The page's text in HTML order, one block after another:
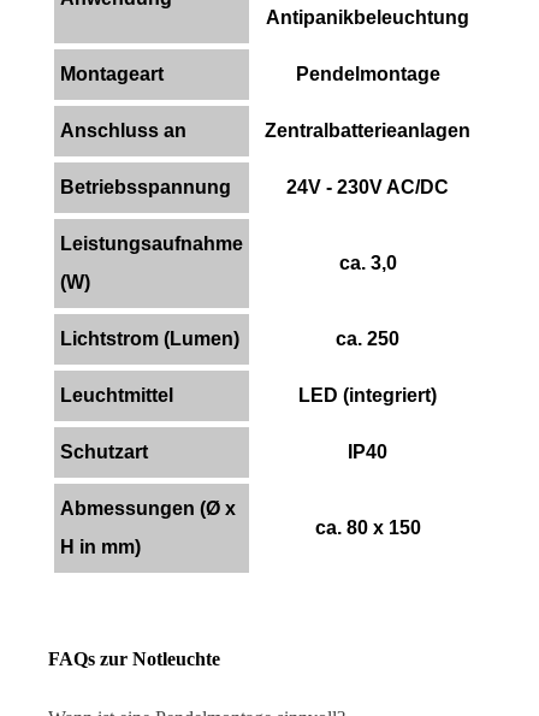
Antipanikbeleuchtung
Montageart Pendelmontage
Anschluss an Zentralbatterieanlagen
Betriebsspannung 24V - 230V AC/DC
Leistungsaufnahme
(W)
ca. 3,0
Lichtstrom (Lumen) ca. 250
Leuchtmittel LED (integriert)
Schutzart IP40
Abmessungen (Ø x
H in mm)
ca. 80 x 150
FAQs zur Notleuchte